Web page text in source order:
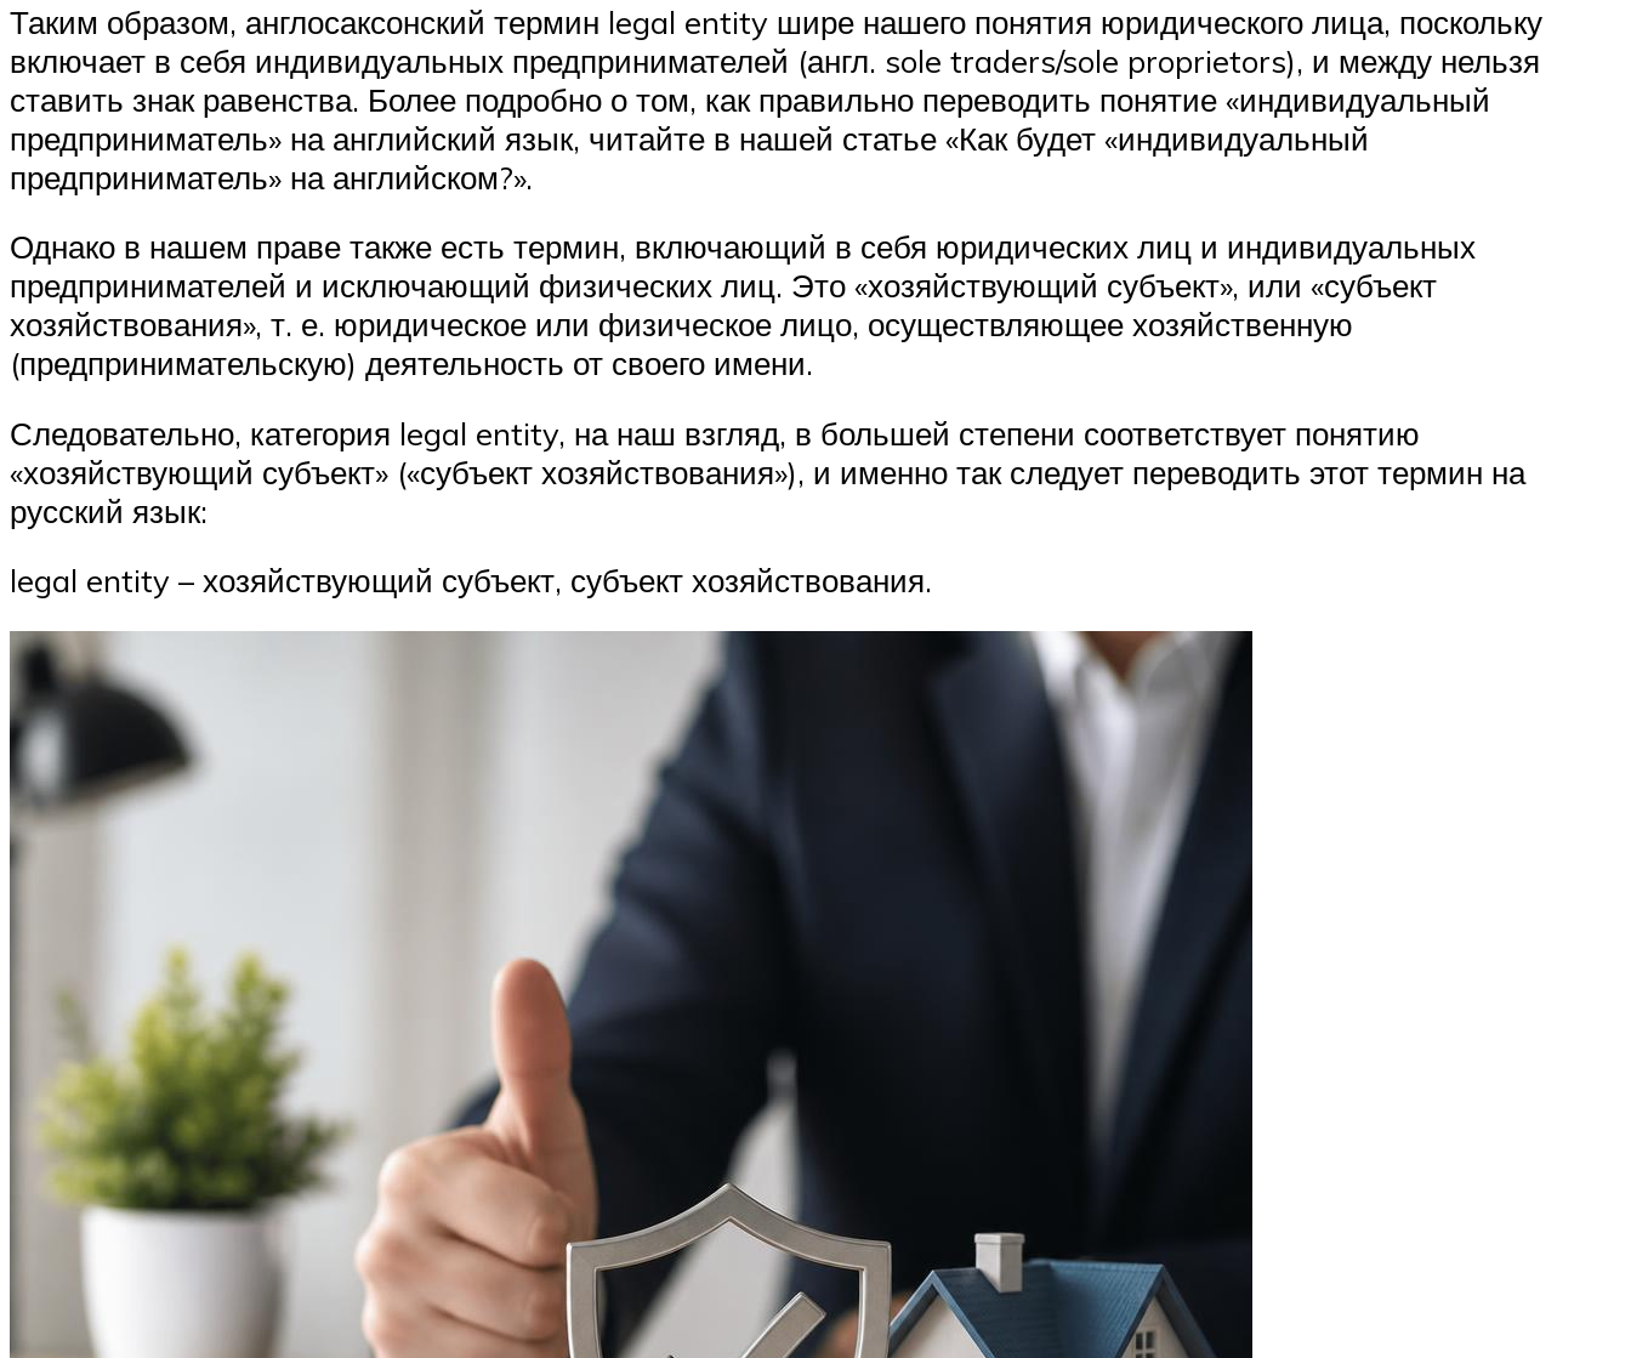
Таким образом, англосаксонский термин legal entity шире нашего понятия юридического лица, поскольку
включает в себя индивидуальных предпринимателей (англ. sole traders/sole proprietors), и между нельзя
ставить знак равенства. Более подробно о том, как правильно переводить понятие «индивидуальный
предприниматель» на английский язык, читайте в нашей статье «Как будет «индивидуальный
предприниматель» на английском?».
Однако в нашем праве также есть термин, включающий в себя юридических лиц и индивидуальных
предпринимателей и исключающий физических лиц. Это «хозяйствующий субъект», или «субъект
хозяйствования», т. е. юридическое или физическое лицо, осуществляющее хозяйственную
(предпринимательскую) деятельность от своего имени.
Следовательно, категория legal entity, на наш взгляд, в большей степени соответствует понятию
«хозяйствующий субъект» («субъект хозяйствования»), и именно так следует переводить этот термин на
русский язык:
legal entity – хозяйствующий субъект, субъект хозяйствования.